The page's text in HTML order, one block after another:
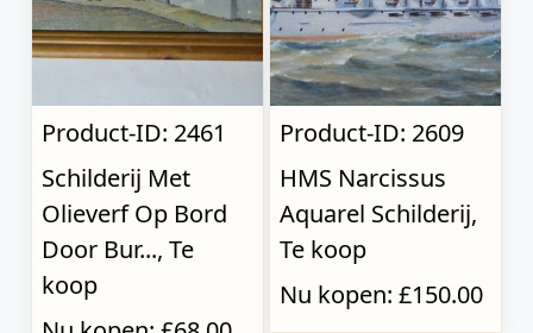
Product-ID: 2461
Schilderij Met
Olieverf Op Bord
Door Bur..., Te
koop
Product-ID: 2609
HMS Narcissus
Aquarel Schilderij,
Te koop
Nu kopen: £150.00